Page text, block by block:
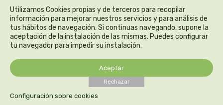
Utilizamos Cookies propias y de terceros para recopilar
información para mejorar nuestros servicios y para análisis de
tus hábitos de navegación. Si continuas navegando, supone la
aceptación de la instalación de las mismas. Puedes configurar
tu navegador para impedir su instalación.
Aceptar
Rechazar
Configuración sobre cookies
naturmil
natursoy
nebula